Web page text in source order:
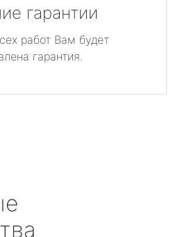
гарантии
работ Вам будет
гарантия.